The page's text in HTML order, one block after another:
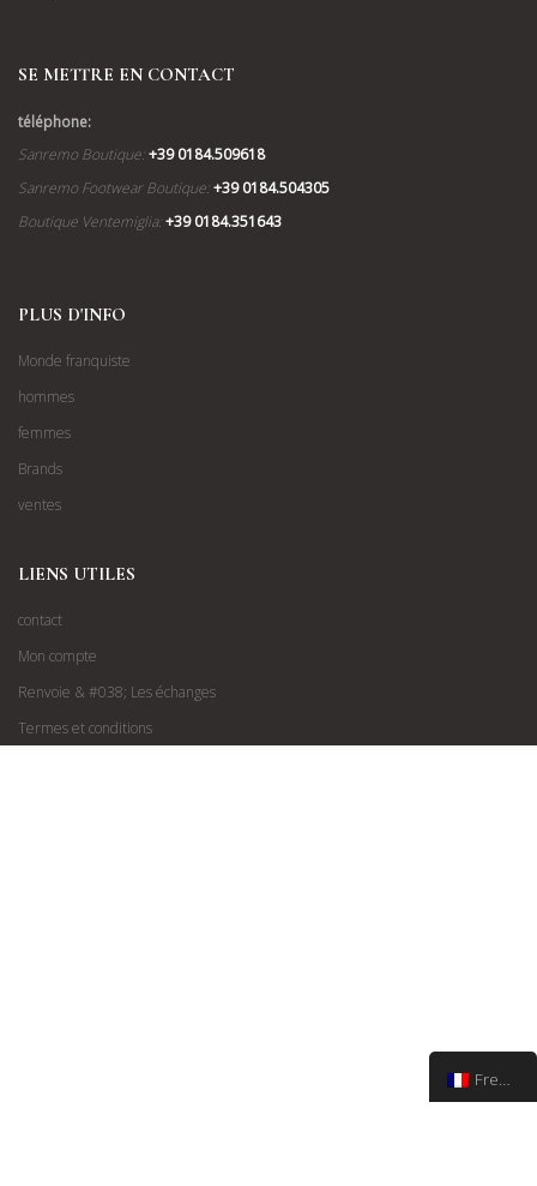
SE METTRE EN CONTACT
téléphone:
Sanremo Boutique:+39 0184.509618
Sanremo Footwear Boutique:+39 0184.504305
Boutique Ventemiglia:+39 0184.351643
PLUS D'INFO
Monde franquiste
hommes
femmes
Brands
ventes
LIENS UTILES
contact
Mon compte
Renvoie & #038; Les échanges
Termes et conditions
French